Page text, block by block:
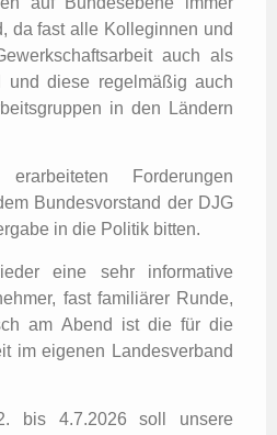
da fast alle Kolleginnen und
auch als
und diese regelmäßig auch
in den Ländern
Forderungen
Bundesvorstand der DJG
in die Politik bitten.
eine sehr informative
fast familiärer Runde,
am Abend ist die für die
im eigenen Landesverband
bis 4.7.2026 soll unsere